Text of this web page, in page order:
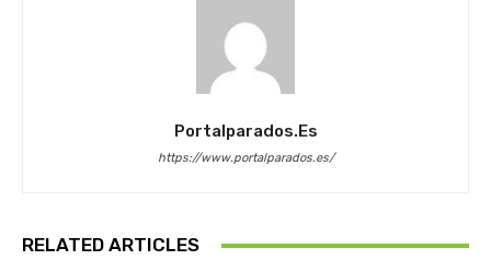
Portalparados.es
https://www.portalparados.es/
RELATED ARTICLES